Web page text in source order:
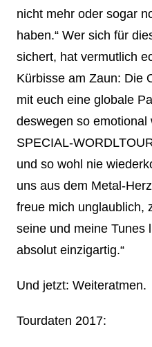
nicht mehr oder sogar
haben.“ Wer sich für
sichert, hat vermutlich
Kürbisse am Zaun: Die
mit euch eine globale
deswegen so emotional
SPECIAL-
und so wohl nie
uns aus dem Metal-
freue mich unglaublich,
seine und meine Tunes
absolut einzigartig.“
Und jetzt: Weiteratmen.
Tourdaten 2017: